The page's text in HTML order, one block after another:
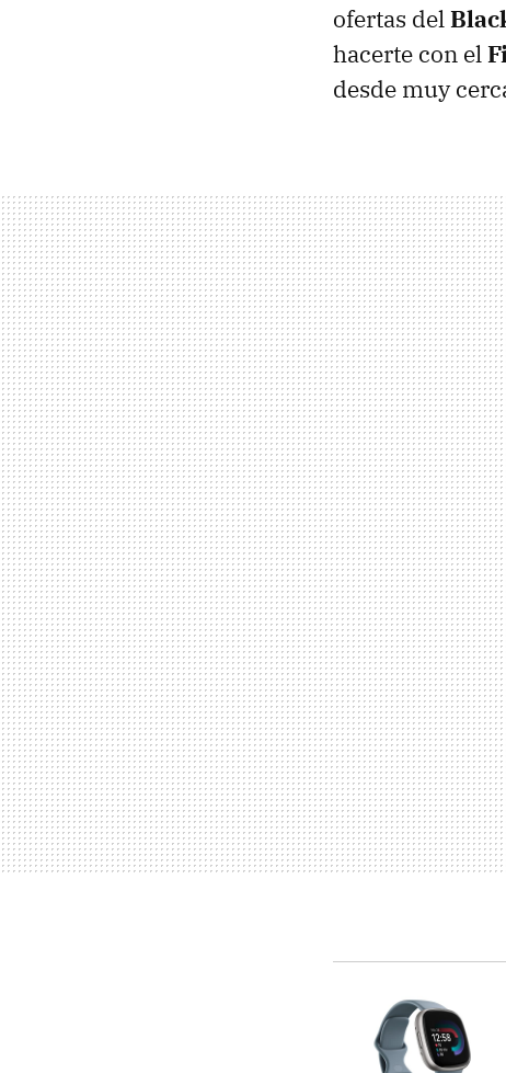
ofertas del
hacerte con el
desde muy